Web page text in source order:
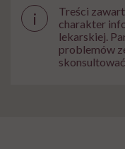
i
Treści
charakter
lekarskiej.
problemów